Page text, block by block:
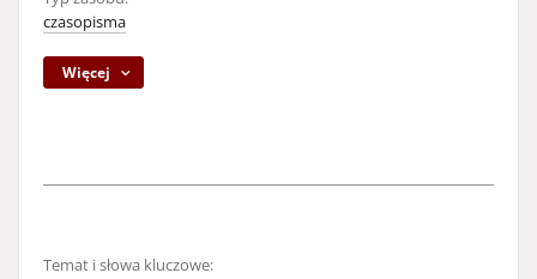
czasopisma
Więcej
Temat i słowa kluczowe: